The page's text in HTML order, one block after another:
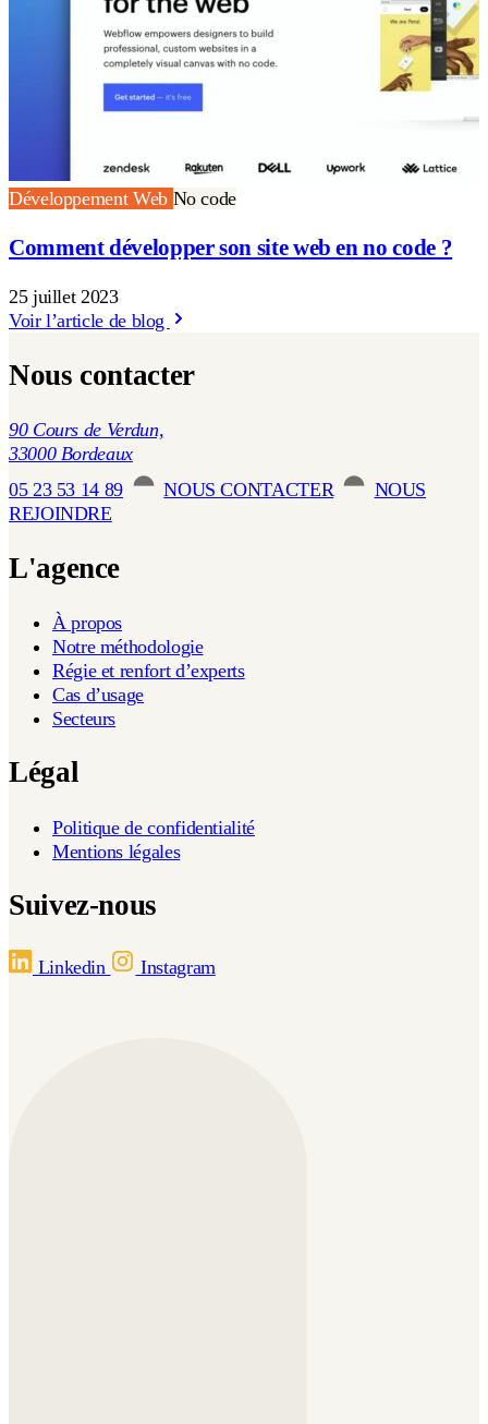
Développement Web No code
Comment développer son site web en no code ?
25 juillet 2023
Voir l’article de blog
Nous contacter
90 Cours de Verdun,
33000 Bordeaux
05 23 53 14 89
NOUS CONTACTER
NOUS
REJOINDRE
L'agence
À propos
Notre méthodologie
Régie et renfort d’experts
Cas d’usage
Secteurs
Légal
Politique de confidentialité
Mentions légales
Suivez-nous
Linkedin Instagram